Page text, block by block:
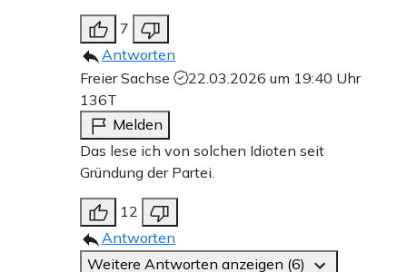
7
Antworten
Freier Sachse
22.03.2026 um 19:40 Uhr
136T
Melden
Das lese ich von solchen Idioten seit
Gründung der Partei.
12
Antworten
Weitere Antworten anzeigen (6)